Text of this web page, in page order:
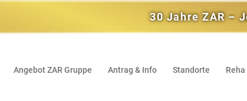
30 Jahre ZAR –
Angebot ZAR Gruppe Antrag & Info Standorte